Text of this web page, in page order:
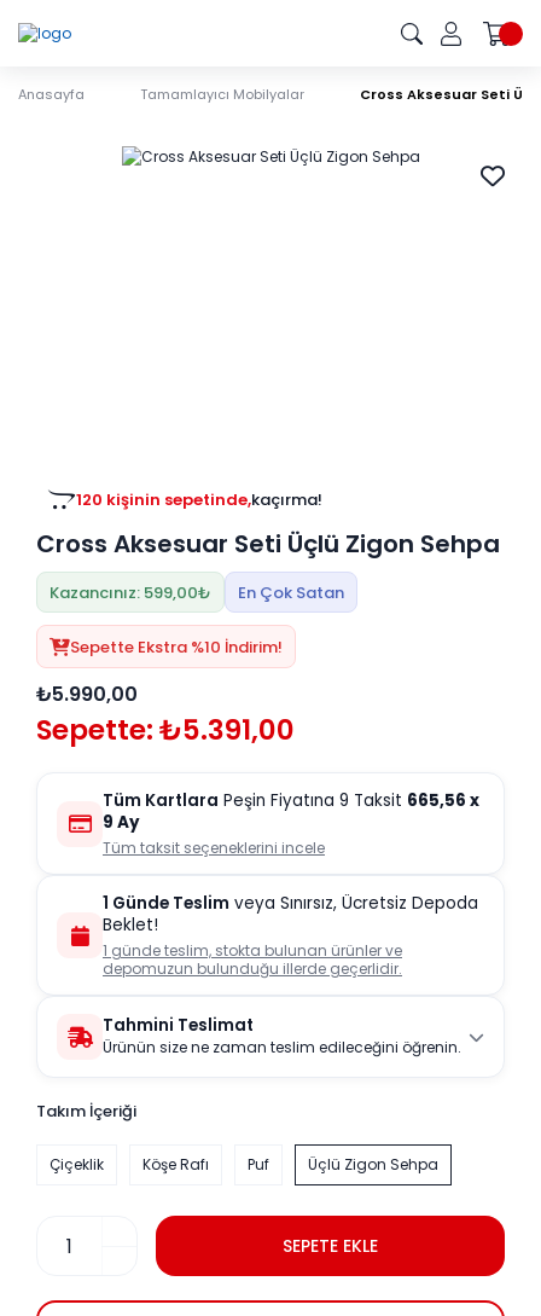
Anasayfa Tamamlayıcı Mobilyalar Cross Aksesuar Seti
120 kişinin sepetinde,kaçırma!
Cross Aksesuar Seti Üçlü Zigon Sehpa
Kazancınız: 599,00₺ En Çok Satan
Sepette Ekstra %10 İndirim!
₺5.990,00
Sepette: ₺5.391,00
Tüm Kartlara Peşin Fiyatına 9 Taksit 665,56 x
9 Ay
Tüm taksit seçeneklerini incele
1 Günde Teslim veya Sınırsız, Ücretsiz Depoda
Beklet!
1 günde teslim, stokta bulunan ürünler ve
depomuzun bulunduğu illerde geçerlidir.
Tahmini Teslimat
Ürünün size ne zaman teslim edileceğini öğrenin.
Takım İçeriği
Çiçeklik Köşe Rafı Puf Üçlü Zigon Sehpa
SEPETE EKLE